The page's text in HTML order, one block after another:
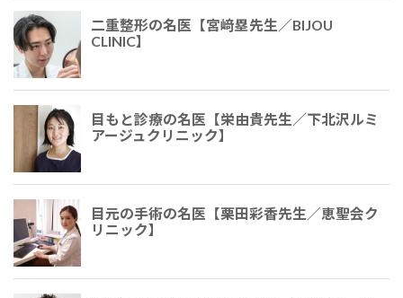
二重整形の名医【宮﨑塁先生／BIJOU
CLINIC】
目もと診療の名医【栄由貴先生／下北沢ルミ
アージュクリニック】
目元の手術の名医【栗田彩香先生／恵聖会ク
リニック】